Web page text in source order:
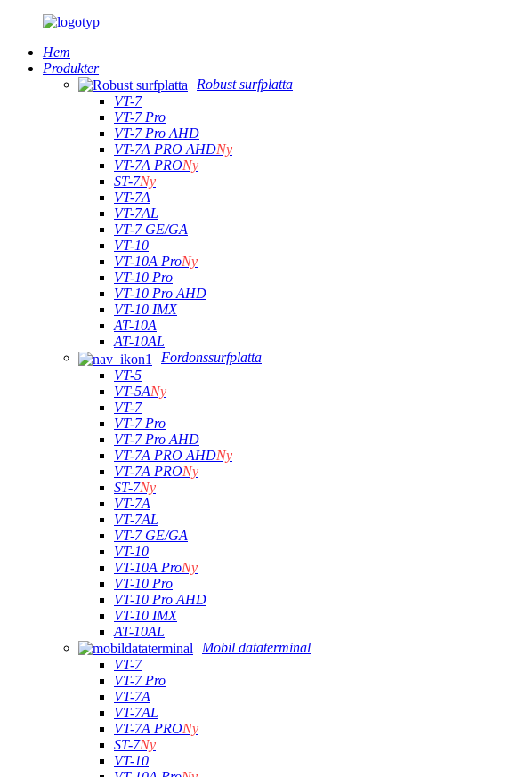
Hem
Produkter
Robust surfplatta
VT-7
VT-7 Pro
VT-7 Pro AHD
VT-7A PRO AHDNy
VT-7A PRONy
ST-7Ny
VT-7A
VT-7AL
VT-7 GE/GA
VT-10
VT-10A ProNy
VT-10 Pro
VT-10 Pro AHD
VT-10 IMX
AT-10A
AT-10AL
Fordonssurfplatta
VT-5
VT-5ANy
VT-7
VT-7 Pro
VT-7 Pro AHD
VT-7A PRO AHDNy
VT-7A PRONy
ST-7Ny
VT-7A
VT-7AL
VT-7 GE/GA
VT-10
VT-10A ProNy
VT-10 Pro
VT-10 Pro AHD
VT-10 IMX
AT-10AL
Mobil dataterminal
VT-7
VT-7 Pro
VT-7A
VT-7AL
VT-7A PRONy
ST-7Ny
VT-10